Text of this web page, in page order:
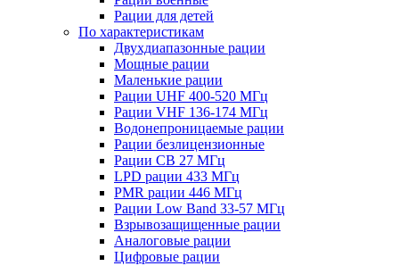
Рации для детей
По характеристикам
Двухдиапазонные рации
Мощные рации
Маленькие рации
Рации UHF 400-520 МГц
Рации VHF 136-174 МГц
Водонепроницаемые рации
Рации безлицензионные
Рации CB 27 МГц
LPD рации 433 МГц
PMR рации 446 МГц
Рации Low Band 33-57 МГц
Взрывозащищенные рации
Аналоговые рации
Цифровые рации